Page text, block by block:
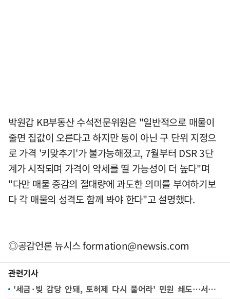
박원갑 KB부동산 수석전문위원은 "일반적으로 매물이
줄면 집값이 오른다고 하지만 동이 아닌 구 단위 지정으
로 가격 '키맞추기'가 불가능해졌고, 7월부터 DSR 3단
계가 시작되며 가격이 약세를 띨 가능성이 더 높다"며
"다만 매물 증감의 절대량에 과도한 의미를 부여하기보
다 각 매물의 성격도 함께 봐야 한다"고 설명했다.
◎공감언론 뉴시스formation@newsis.com
관련기사
'세금·빚 감당 안돼, 토허제 다시 풀어라' 민원 쇄도…서울시 "불가피했다"